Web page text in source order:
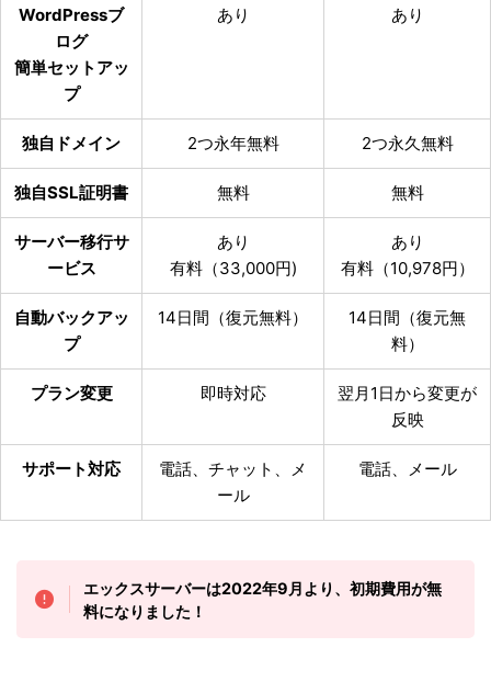
WordPressブ
ログ
簡単セットアッ
プ
あり あり
独自ドメイン 2つ永年無料 2つ永久無料
独自SSL証明書 無料 無料
サーバー移行サ
ービス
あり
有料（33,000円)
あり
有料（10,978円）
自動バックアッ
プ
14日間（復元無料）
14日間（復元無
料）
プラン変更 即時対応
翌月1日から変更が
反映
サポート対応
電話、チャット、メ
ール
電話、メール
エックスサーバーは2022年9月より、初期費用が無
料になりました！